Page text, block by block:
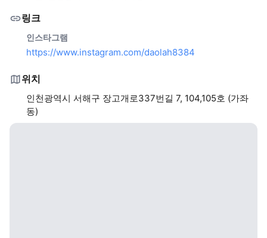
링크
인스타그램
https://www.instagram.com/daolah8384
위치
인천광역시 서해구 장고개로337번길 7, 104,105호 (가좌
동)